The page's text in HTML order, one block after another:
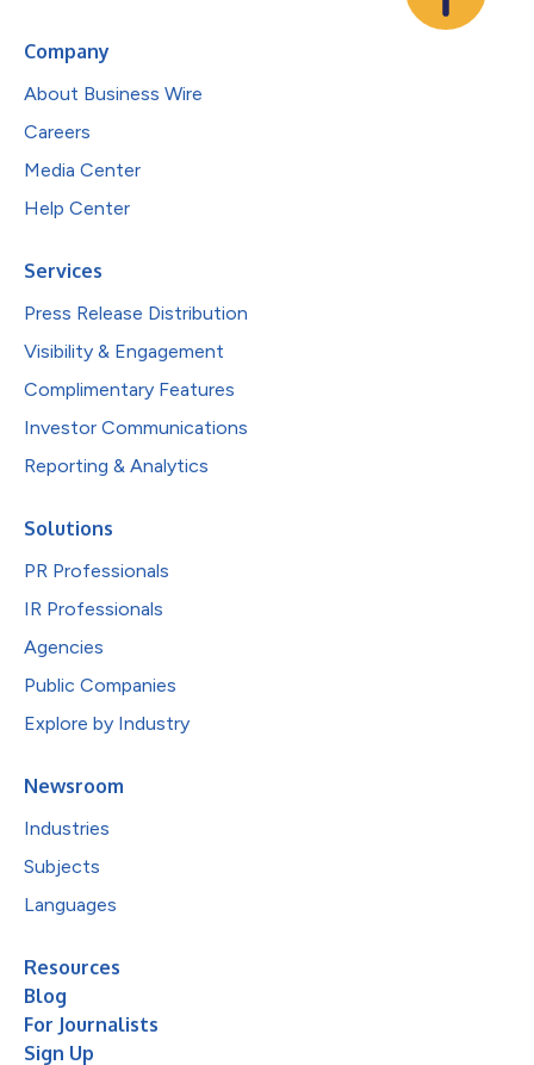
Company
About Business Wire
Careers
Media Center
Help Center
Services
Press Release Distribution
Visibility & Engagement
Complimentary Features
Investor Communications
Reporting & Analytics
Solutions
PR Professionals
IR Professionals
Agencies
Public Companies
Explore by Industry
Newsroom
Industries
Subjects
Languages
Resources
Blog
For Journalists
Sign Up